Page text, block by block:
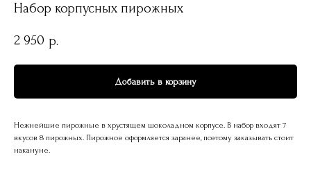
Набор корпусных пирожных
2 950 р.
Добавить в корзину
Нежнейшие пирожные в хрустящем шоколадном корпусе. В набор входят 7
вкусов 8 пирожных. Пирожное оформляется заранее, поэтому заказывать стоит
накануне.